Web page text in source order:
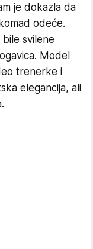
je dokazla da
odeće.
svilene
Model
trenerke i
elegancija, ali